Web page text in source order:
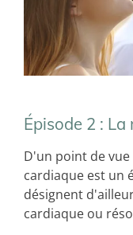
Épisode 2 : La
D'un point de
cardiaque est un
désignent
cardiaque ou